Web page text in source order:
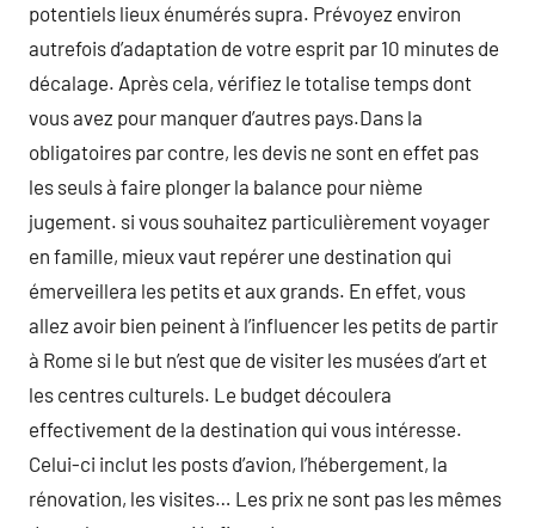
potentiels lieux énumérés supra. Prévoyez environ
autrefois d’adaptation de votre esprit par 10 minutes de
décalage. Après cela, vérifiez le totalise temps dont
vous avez pour manquer d’autres pays.Dans la
obligatoires par contre, les devis ne sont en effet pas
les seuls à faire plonger la balance pour nième
jugement. si vous souhaitez particulièrement voyager
en famille, mieux vaut repérer une destination qui
émerveillera les petits et aux grands. En effet, vous
allez avoir bien peinent à l’influencer les petits de partir
à Rome si le but n’est que de visiter les musées d’art et
les centres culturels. Le budget découlera
effectivement de la destination qui vous intéresse.
Celui-ci inclut les posts d’avion, l’hébergement, la
rénovation, les visites… Les prix ne sont pas les mêmes